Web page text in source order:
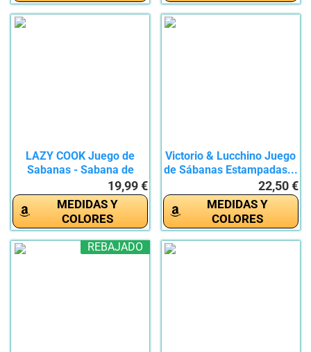
LAZY COOK Juego de
Sabanas - Sabana de
Hosteleria...19,99 €
MEDIDAS Y
COLORES
Victorio & Lucchino Juego
de Sábanas Estampadas...
22,50 €
MEDIDAS Y
COLORES
REBAJADO